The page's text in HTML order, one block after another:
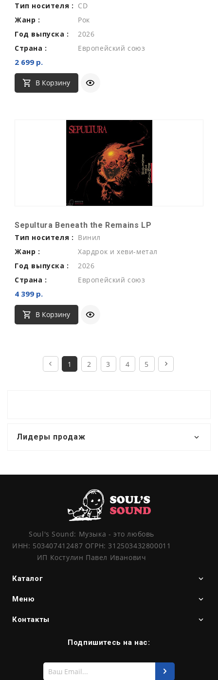
Тип носителя : CD
Жанр :
Рок
Год выпуска :
2026
Страна :
Европейский союз
2 699 р.
В Корзину
Sepultura Beneath the Remains LP
Тип носителя : Винил
Жанр :
Хардрок и хеви-метал
Год выпуска :
2026
Страна :
Европейский союз
4 399 р.
В Корзину
1 2 3 4 5
Лидеры продаж
Soul's Sound: Музыка - это любовь
ИНН: 503407412487 ОГРН: 312503432800011
ИП Костулин Павел Иванович
Каталог
Меню
Контакты
Подпишитесь на нас:
Введите